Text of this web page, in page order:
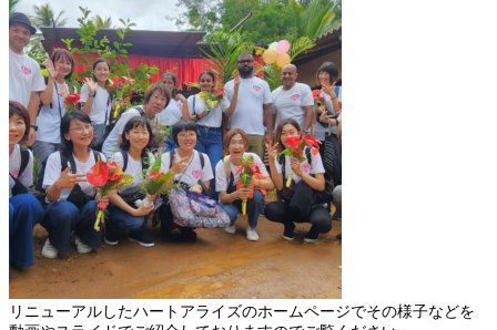
リニューアルしたハートアライズのホームページでその様子などを